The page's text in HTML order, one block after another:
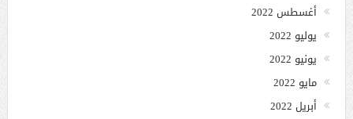
أغسطس 2022
يوليو 2022
يونيو 2022
مايو 2022
أبريل 2022